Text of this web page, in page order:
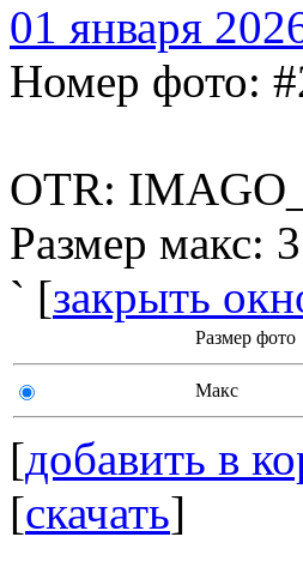
01 января
Номер фото:
OTR:
Размер макс:
` [закрыть
Размер фото
Макс
[добавить в
[скачать]